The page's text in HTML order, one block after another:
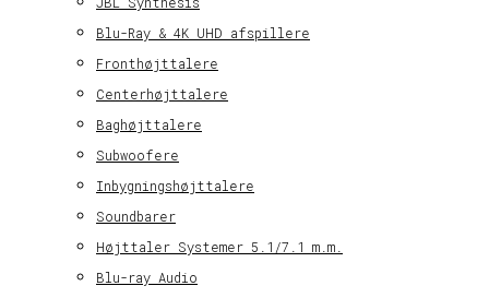
Blu-Ray & 4K UHD afspillere
Fronthøjttalere
Centerhøjttalere
Baghøjttalere
Subwoofere
Inbygningshøjttalere
Soundbarer
Højttaler Systemer 5.1/7.1 m.m.
Blu-ray Audio